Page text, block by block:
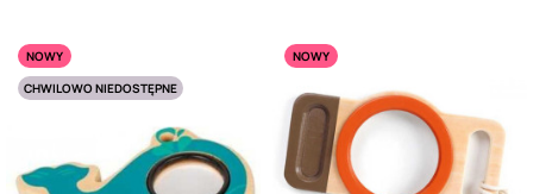
NOWY
CHWILOWO NIEDOSTĘPNE
NOWY